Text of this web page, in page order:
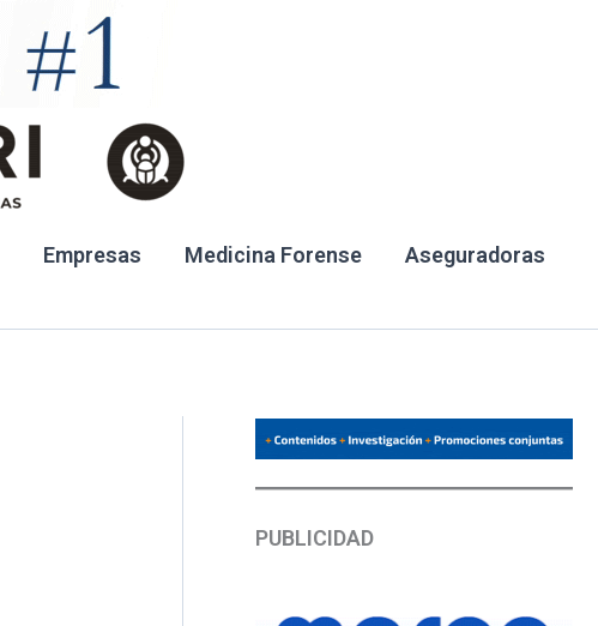
Empresas Medicina Forense
Aseguradoras
PUBLICIDAD